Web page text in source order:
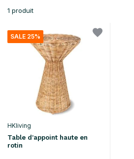
1 produit
SALE 25%
HKliving
Table d'appoint haute en
rotin